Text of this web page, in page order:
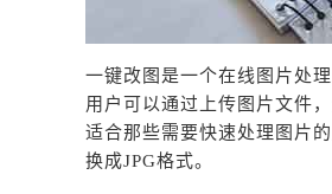
一键改图是一个在线图片处
用户可以通过上传图片文件
适合那些需要快速处理图片
换成JPG格式。